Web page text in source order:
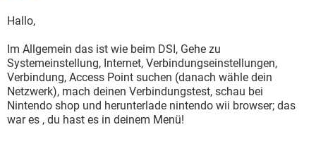
Hallo,
Im Allgemein das ist wie beim DSI, Gehe zu
Systemeinstellung, Internet, Verbindungseinstellungen,
Verbindung, Access Point suchen (danach wähle dein
Netzwerk), mach deinen Verbindungstest, schau bei
Nintendo shop und herunterlade nintendo wii browser; das
war es , du hast es in deinem Menü!